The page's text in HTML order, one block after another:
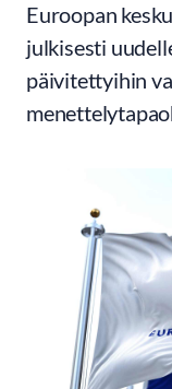
Euroopan
julkisesti
päivitettyihin